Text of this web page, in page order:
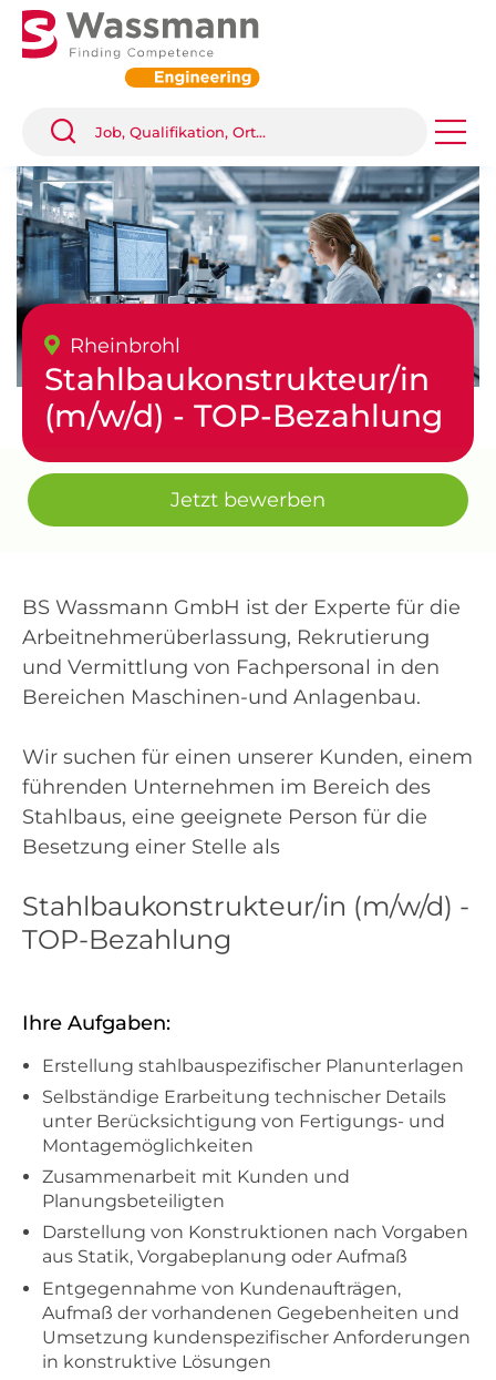
Rheinbrohl
Stahlbaukonstrukteur/in
(m/w/d) - TOP-Bezahlung
Jetzt bewerben
BS Wassmann GmbH ist der Experte für die
Arbeitnehmerüberlassung, Rekrutierung
und Vermittlung von Fachpersonal in den
Bereichen Maschinen-und Anlagenbau.
Wir suchen für einen unserer Kunden, einem
führenden Unternehmen im Bereich des
Stahlbaus, eine geeignete Person für die
Besetzung einer Stelle als
Stahlbaukonstrukteur/in (m/w/d) -
TOP-Bezahlung
Ihre Aufgaben:
Erstellung stahlbauspezifischer Planunterlagen
Selbständige Erarbeitung technischer Details
unter Berücksichtigung von Fertigungs- und
Montagemöglichkeiten
Zusammenarbeit mit Kunden und
Planungsbeteiligten
Darstellung von Konstruktionen nach Vorgaben
aus Statik, Vorgabeplanung oder Aufmaß
Entgegennahme von Kundenaufträgen,
Aufmaß der vorhandenen Gegebenheiten und
Umsetzung kundenspezifischer Anforderungen
in konstruktive Lösungen